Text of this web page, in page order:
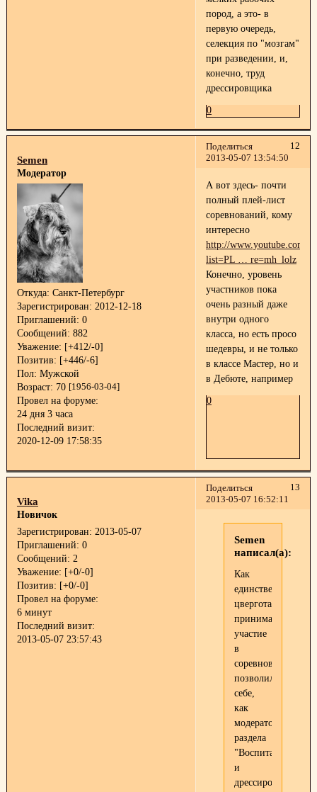
пород, а это- в
первую очередь,
селекция по "мозгам"
при разведении, и,
конечно, труд
дрессировщика
0
Поделиться
12
2013-05-07 13:54:50
Semen
Модератор
Откуда: Санкт-Петербург
Зарегистрирован: 2012-12-18
Приглашений: 0
Сообщений: 882
Уважение: [+412/-0]
Позитив: [+446/-6]
Пол: Мужской
Возраст: 70 [1956-03-04]
Провел на форуме:
24 дня 3 часа
Последний визит:
2020-12-09 17:58:35
А вот здесь- почти
полный плей-лист
соревнований, кому
интересно
http://www.youtube.com/
list=PL … re=mh_lolz
Конечно, уровень
участников пока
очень разный даже
внутри одного
класса, но есть просо
шедевры, и не только
в классе Мастер, но и
в Дебюте, например
0
Поделиться
13
2013-05-07 16:52:11
Vika
Новичок
Зарегистрирован: 2013-05-07
Приглашений: 0
Сообщений: 2
Уважение: [+0/-0]
Позитив: [+0/-0]
Провел на форуме:
6 минут
Последний визит:
2013-05-07 23:57:43
Semen
написал(а):
Как
единственного
цверготанцора,
принимавшего
участие
в
соревнованиях,
позволил
себе,
как
модератор
раздела
"Воспитание
и
дрессировка"